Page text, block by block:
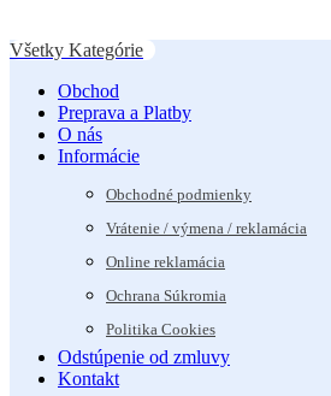
Všetky Kategórie
Obchod
Preprava a Platby
O nás
Informácie
Obchodné podmienky
Vrátenie / výmena / reklamácia
Online reklamácia
Ochrana Súkromia
Politika Cookies
Odstúpenie od zmluvy
Kontakt